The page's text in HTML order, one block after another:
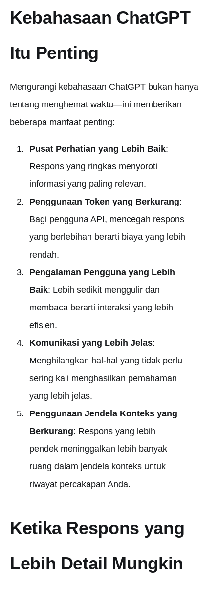
Kebahasaan ChatGPT
Itu Penting
Mengurangi kebahasaan ChatGPT bukan hanya
tentang menghemat waktu—ini memberikan
beberapa manfaat penting:
Pusat Perhatian yang Lebih Baik:
Respons yang ringkas menyoroti
informasi yang paling relevan.
Penggunaan Token yang Berkurang:
Bagi pengguna API, mencegah respons
yang berlebihan berarti biaya yang lebih
rendah.
Pengalaman Pengguna yang Lebih
Baik: Lebih sedikit menggulir dan
membaca berarti interaksi yang lebih
efisien.
Komunikasi yang Lebih Jelas:
Menghilangkan hal-hal yang tidak perlu
sering kali menghasilkan pemahaman
yang lebih jelas.
Penggunaan Jendela Konteks yang
Berkurang: Respons yang lebih
pendek meninggalkan lebih banyak
ruang dalam jendela konteks untuk
riwayat percakapan Anda.
Ketika Respons yang
Lebih Detail Mungkin